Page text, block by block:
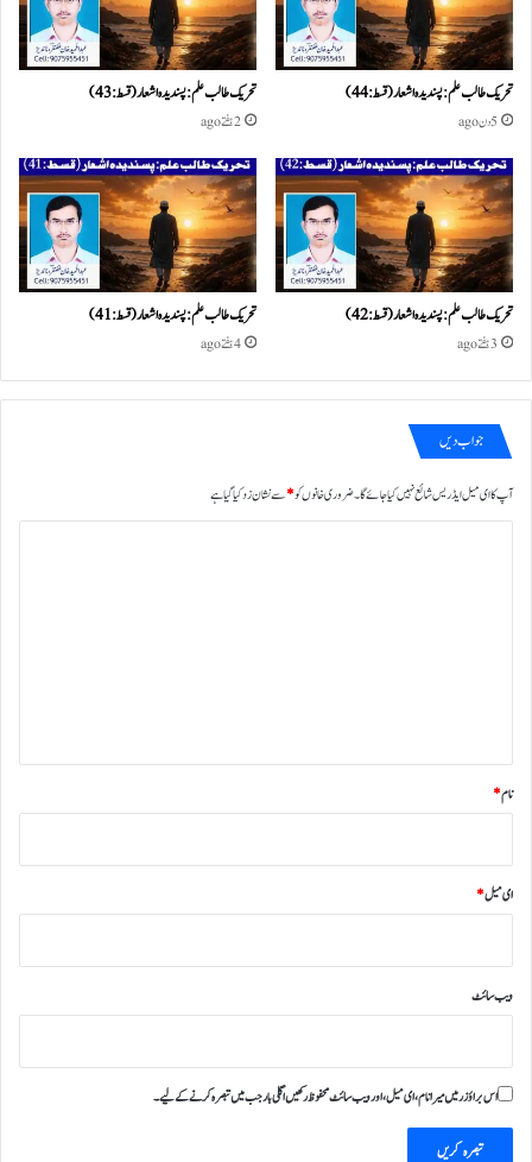
تحریک طالب علم: پسندیدہ اشعار (قسط:44)
5 دن ago
تحریک طالب علم: پسندیدہ اشعار (قسط:43)
2 ہفتے ago
تحریک طالب علم: پسندیدہ اشعار (قسط:42)
3 ہفتے ago
تحریک طالب علم: پسندیدہ اشعار (قسط:41)
4 ہفتے ago
جواب دیں
آپ کا ای میل ایڈریس شائع نہیں کیا جائے گا۔ضروری خانوں کو*سے نشان زد کیا گیا ہے
نام*
ای میل*
ویب‌ سائٹ
اس براؤزر میں میرا نام، ای میل، اور ویب سائٹ محفوظ رکھیں اگلی بار جب میں تبصرہ کرنے کےلیے۔